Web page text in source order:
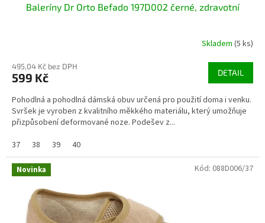
Baleríny Dr Orto Befado 197D002 černé, zdravotní
Skladem (5 ks)
495,04 Kč bez DPH
599 Kč DETAIL
Pohodlná a pohodlná dámská obuv určená pro použití doma i venku.
Svršek je vyroben z kvalitního měkkého materiálu, který umožňuje
přizpůsobení deformované noze. Podešev z...
37
38 39 40
Novinka Kód: 088D006/37